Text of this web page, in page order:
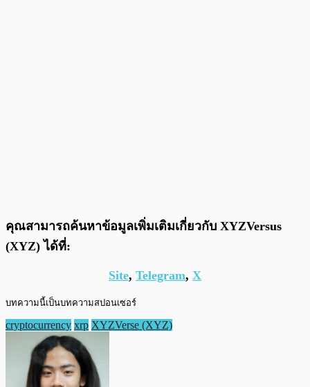
คุณสามารถค้นหาข้อมูลเพิ่มเติมเกี่ยวกับ XYZVersus
(XYZ) ได้ที่:
Site, Telegram, X
บทความนี้เป็นบทความสปอนเซอร์
cryptocurrency xrp XYZVerse (XYZ)